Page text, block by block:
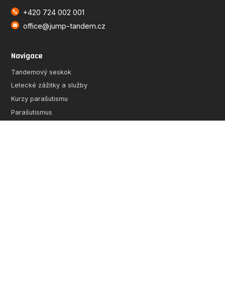
+420 724 002 001
office@jump-tandem.cz
Navigace
Tandemový seskok
Letecké zážitky a služby
Kurzy parašutismu
Parašutismus